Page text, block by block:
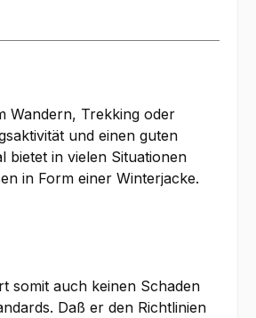
Wandern, Trekking oder
und einen guten
bietet in vielen Situationen
in Form einer Winterjacke.
somit auch keinen Schaden
Daß er den Richtlinien